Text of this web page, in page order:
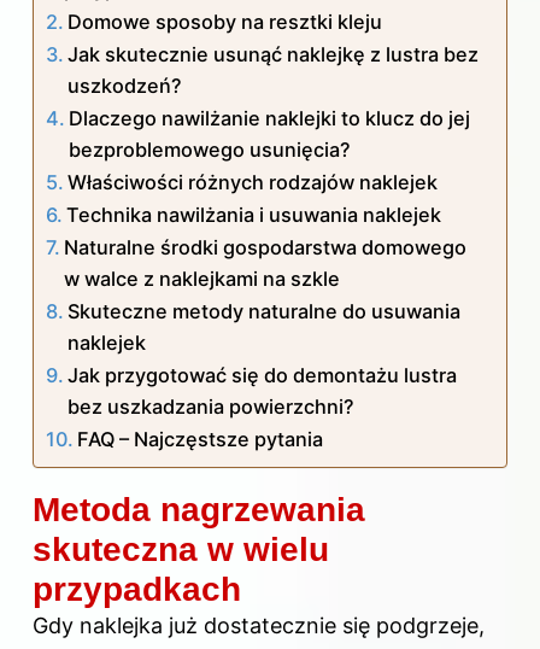
Domowe sposoby na resztki kleju
Jak skutecznie usunąć naklejkę z lustra bez
uszkodzeń?
Dlaczego nawilżanie naklejki to klucz do jej
bezproblemowego usunięcia?
Właściwości różnych rodzajów naklejek
Technika nawilżania i usuwania naklejek
Naturalne środki gospodarstwa domowego
w walce z naklejkami na szkle
Skuteczne metody naturalne do usuwania
naklejek
Jak przygotować się do demontażu lustra
bez uszkadzania powierzchni?
FAQ – Najczęstsze pytania
Metoda nagrzewania
skuteczna w wielu
przypadkach
Gdy naklejka już dostatecznie się podgrzeje,